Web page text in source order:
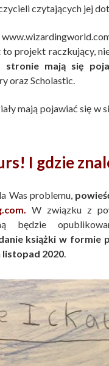
czytających jej
projekt raczkujący,
stronie mają się
oraz Scholastic.
mają pojawiać się w
I gdzie
Was problemu,
W związku z
będzie
książki w formie
listopad 2020.